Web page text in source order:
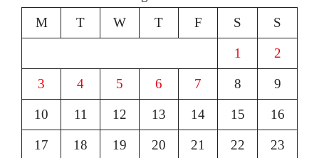
M
T W T F S S
1 2
3 4 5 6 7 8 9
10 11 12 13 14 15 16
17 18 19 20 21 22 23